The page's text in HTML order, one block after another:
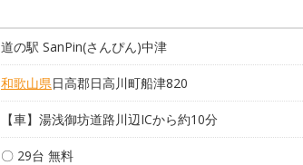
道の駅 SanPin(さんぴん)中津
和歌山県日高郡日高川町船津820
【車】湯浅御坊道路川辺ICから約10分
〇 29台 無料